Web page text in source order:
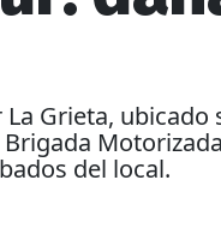
Grieta, ubicado
del local.